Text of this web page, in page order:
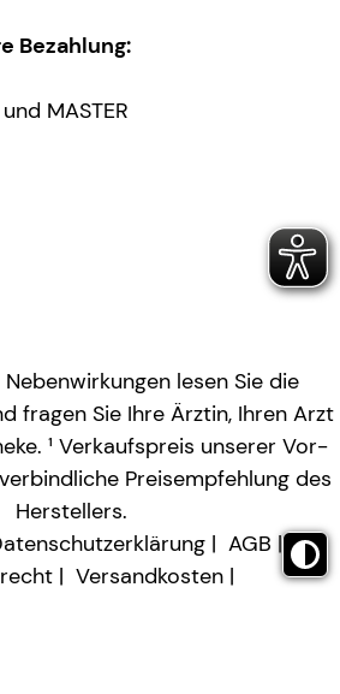
Bezahlung:
MASTER
lesen Sie die
fragen Sie Ihre Ärztin, Ihren Arzt
¹ Verkaufspreis unserer Vor-
Preisempfehlung des
Herstellers.
AGB
Versandkosten